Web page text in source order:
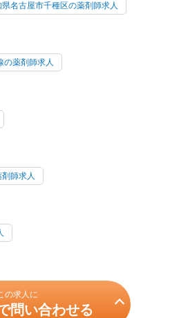
県名古屋市千種区の薬剤師求人
の薬剤師求人
師求人
の求人に
問い合わせる